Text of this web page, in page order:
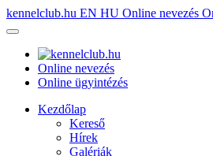
kennelclub.hu EN HU Online nevezés
Online nevezés
Online ügyintézés
Kezdőlap
Kereső
Hírek
Galériák